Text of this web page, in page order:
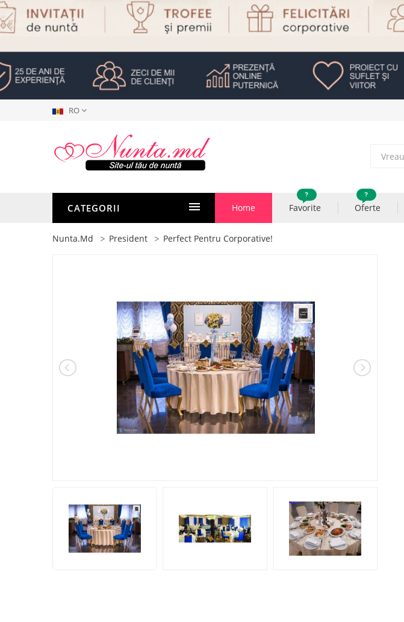
RO
CATEGORII Home Favorite
?
Oferte
?
Nunta.md President Perfect Pentru Corporative!